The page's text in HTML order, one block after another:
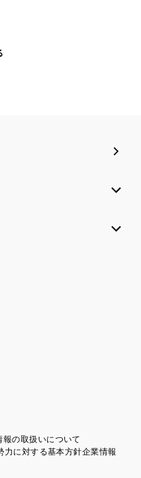
報の取扱いについて
力に対する基本方針企業情報